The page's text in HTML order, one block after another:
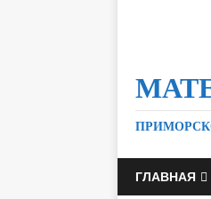
ГЛАВНАЯ